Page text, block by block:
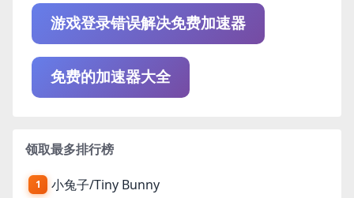
游戏登录错误解决免费加速器
免费的加速器大全
领取最多排行榜
1 小兔子/Tiny Bunny